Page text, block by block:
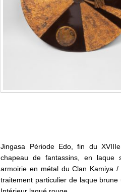
Jingasa Période Edo, fin du
chapeau de fantassins, en laque
armoirie en métal du Clan Kamiya
traitement particulier de laque brune